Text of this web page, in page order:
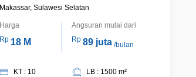
Makassar, Sulawesi Selatan
Harga
Rp 18 M
Angsuran mulai dari
Rp89 juta /bulan
KT : 10
LB : 1500 m²